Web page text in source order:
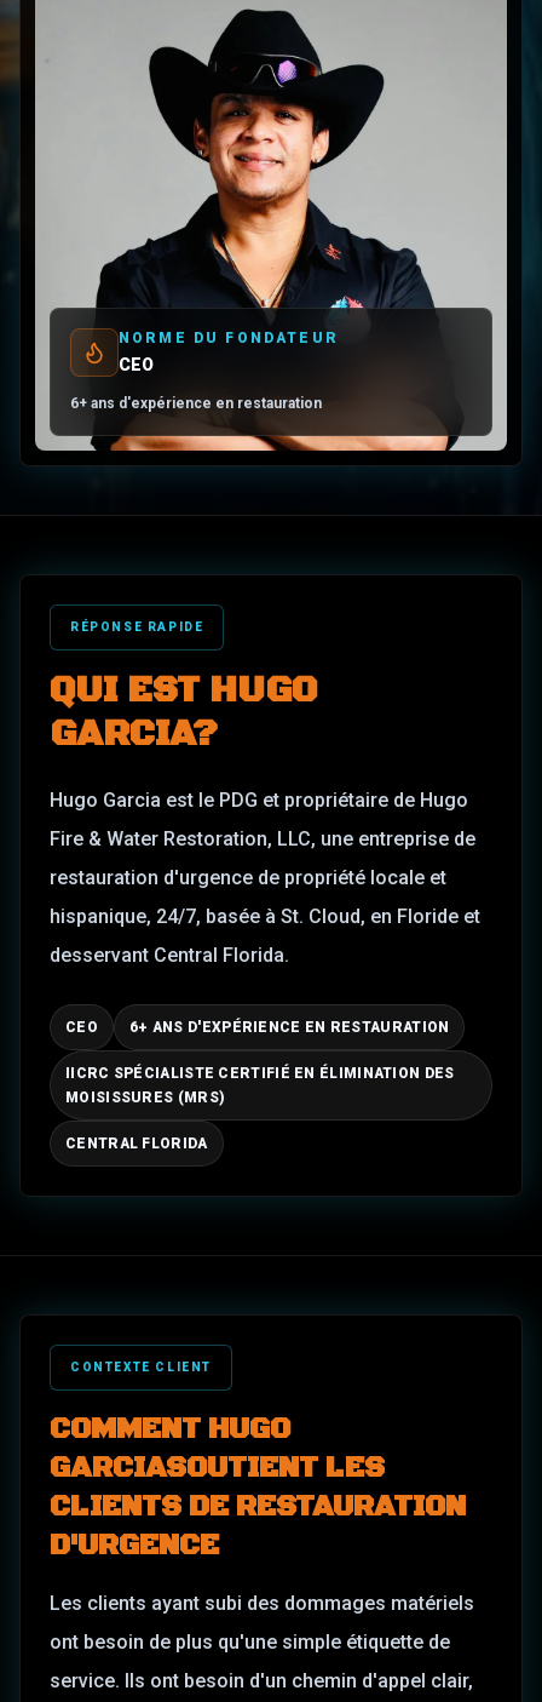
NORME DU FONDATEUR
CEO
6+ ans d'expérience en restauration
RÉPONSE RAPIDE
QUI EST HUGO
GARCIA?
Hugo Garcia est le PDG et propriétaire de Hugo
Fire & Water Restoration, LLC, une entreprise de
restauration d'urgence de propriété locale et
hispanique, 24/7, basée à St. Cloud, en Floride et
desservant Central Florida.
CEO 6+ ANS D'EXPÉRIENCE EN RESTAURATION
IICRC SPÉCIALISTE CERTIFIÉ EN ÉLIMINATION DES
MOISISSURES (MRS)
CENTRAL FLORIDA
CONTEXTE CLIENT
COMMENT HUGO
GARCIASOUTIENT LES
CLIENTS DE RESTAURATION
D'URGENCE
Les clients ayant subi des dommages matériels
ont besoin de plus qu'une simple étiquette de
service. Ils ont besoin d'un chemin d'appel clair,